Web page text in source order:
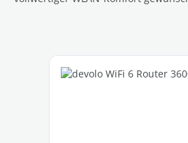
Skip product gallery